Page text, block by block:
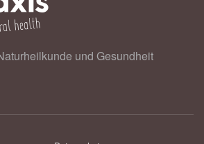
und Gesundheit